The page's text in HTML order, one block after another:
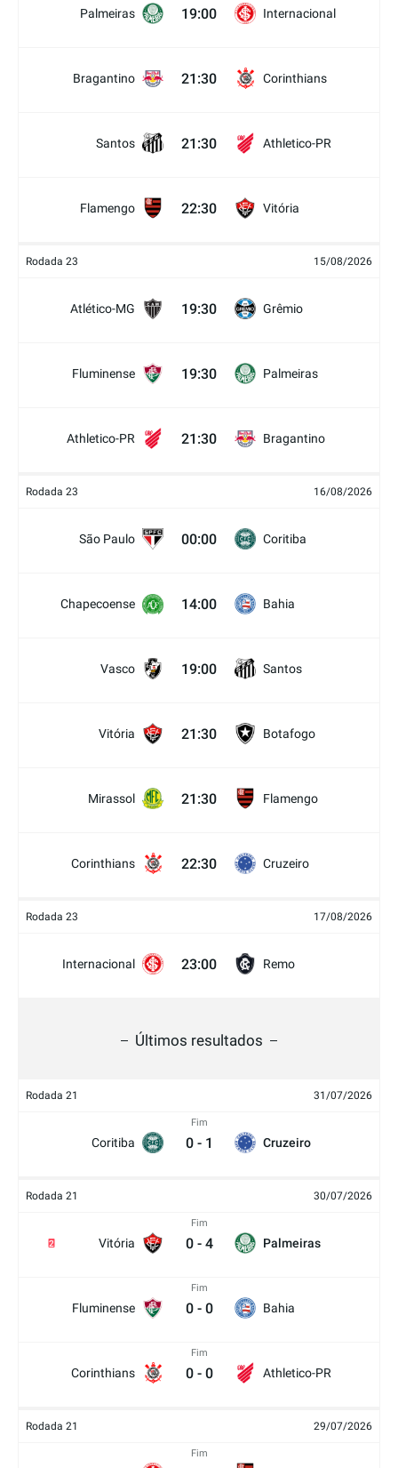
Palmeiras 19:00 Internacional
Bragantino 21:30 Corinthians
Santos 21:30 Athletico-PR
Flamengo 22:30 Vitória
Rodada 23 15/08/2026
Atlético-MG 19:30 Grêmio
Fluminense 19:30 Palmeiras
Athletico-PR 21:30 Bragantino
Rodada 23 16/08/2026
São Paulo 00:00 Coritiba
Chapecoense 14:00 Bahia
Vasco 19:00 Santos
Vitória 21:30 Botafogo
Mirassol 21:30 Flamengo
Corinthians 22:30 Cruzeiro
Rodada 23 17/08/2026
Internacional 23:00 Remo
Últimos resultados
Rodada 21 31/07/2026
Coritiba
Fim
0 - 1 Cruzeiro
Rodada 21 30/07/2026
Vitória
2
Fim
0 - 4 Palmeiras
Fluminense
Fim
0 - 0 Bahia
Corinthians
Fim
0 - 0 Athletico-PR
Rodada 21 29/07/2026
Fim